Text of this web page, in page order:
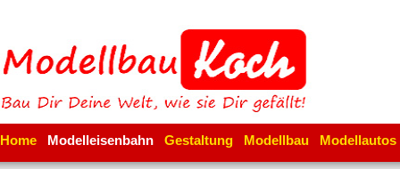
Home Modelleisenbahn Gestaltung Modellbau Modellautos